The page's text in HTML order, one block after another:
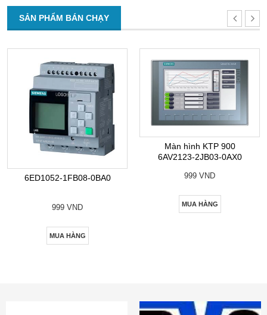
SẢN PHẨM BÁN CHẠY
6ED1052-1FB08-0BA0
999 VND
MUA HÀNG
Màn hình KTP 900
6AV2123-2JB03-0AX0
999 VND
MUA HÀNG